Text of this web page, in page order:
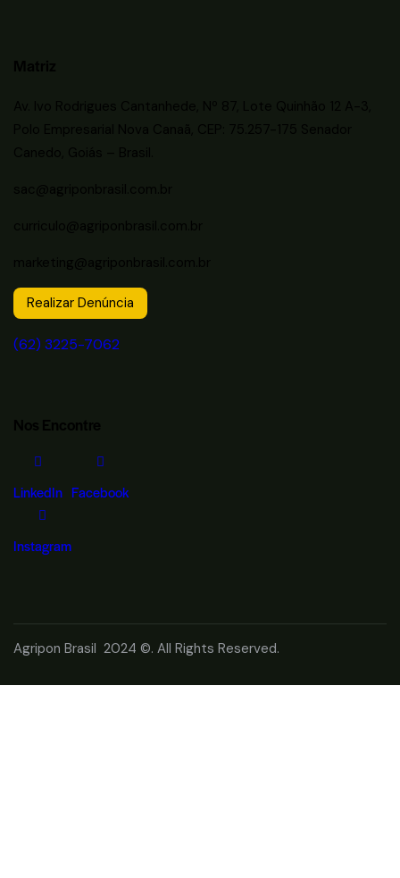
Realizar Denúncia
(62) 3225-7062
LinkedIn Facebook
Instagram
Agripon Brasil 2024 ©. All Rights Reserved.